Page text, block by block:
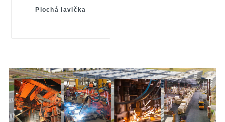
Plochá lavička